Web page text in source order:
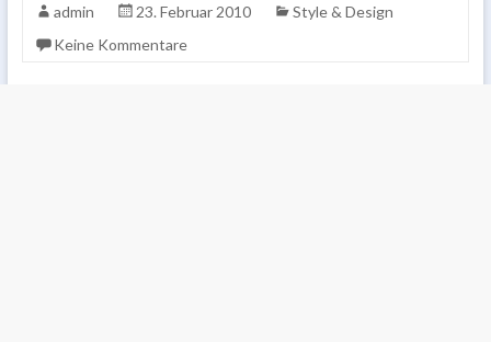
admin 23. Februar 2010
Style & Design
Keine Kommentare